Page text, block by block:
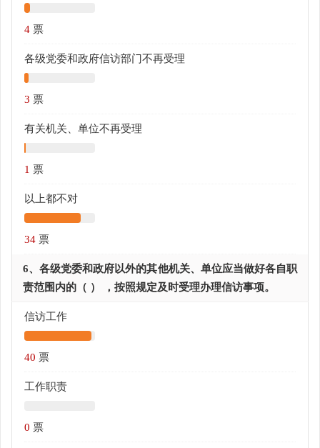
4票
各级党委和政府信访部门不再受理
3 票
有关机关、单位不再受理
1 票
以上都不对
34票
6、各级党委和政府以外的其他机关、单位应当做好各自职
责范围内的（ ） ，按照规定及时受理办理信访事项。
信访工作
40 票
工作职责
0 票